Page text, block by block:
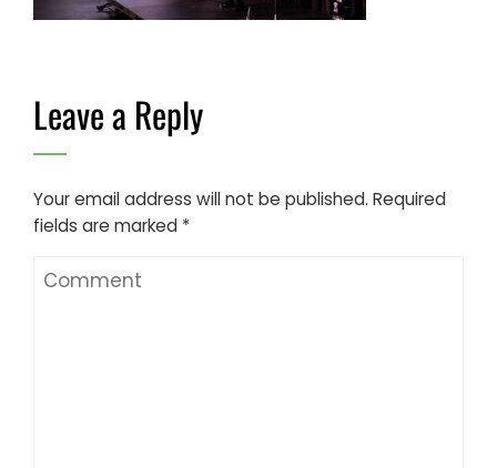
Leave a Reply
Your email address will not be published. Required
fields are marked *